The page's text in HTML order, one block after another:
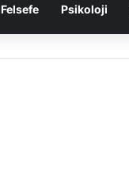
Felsefe Psikoloji